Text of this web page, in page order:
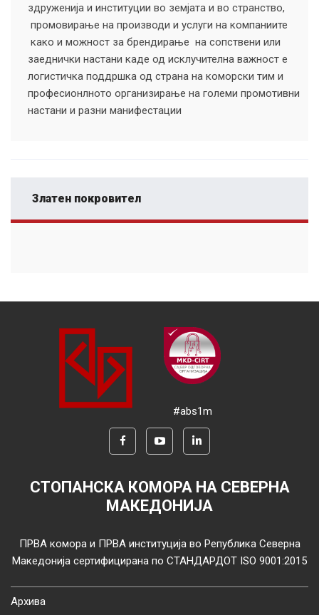
здруженија и институции во земјата и во странство,
промовирање на производи и услуги на компаниите
како и можност за брендирање на сопствени или
заеднички настани каде од исклучителна важност е
логистичка поддршка од страна на коморски тим и
професионлното организирање на големи промотивни
настани и разни манифестации
Златен покровител
#abs1m
СТОПАНСКА КОМОРА НА СЕВЕРНА
МАКЕДОНИЈА
ПРВА комора и ПРВА институција во Република Северна
Македонија сертифицирана по СТАНДАРДОТ ISO 9001:2015
Архива